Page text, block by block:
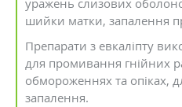
уражень слизових
шийки матки, запалення
Препарати з евкаліпту
для промивання гнійних
обмороженнях та опіках,
запалення.